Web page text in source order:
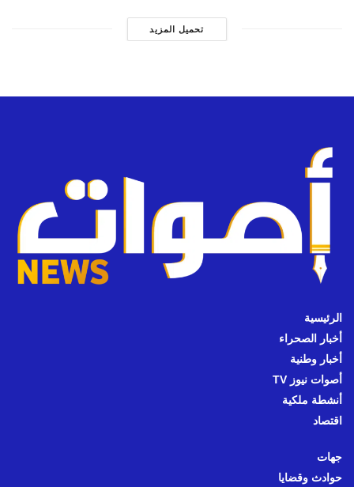
تحميل المزيد
الرئيسية
أخبار الصحراء
أخبار وطنية
أصوات نيوز TV
أنشطة ملكية
اقتصاد
جهات
حوادث وقضايا